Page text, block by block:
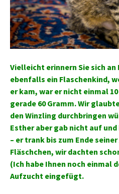
Vielleicht erinnern Sie sich
ebenfalls ein Flaschenkind,
er kam, war er nicht einmal
gerade 60 Gramm. Wir
den Winzling durchbringen
Esther aber gab nicht auf
– er trank bis zum Ende
Fläschchen, wir dachten
(Ich habe Ihnen noch einmal
Aufzucht eingefügt.